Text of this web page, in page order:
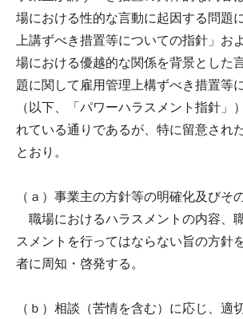
場における性的な言動に起因する問題
上講ずべき措置等についての指針」お
場における優越的な関係を背景とした
題に関して雇用管理上構ずべき措置等
（以下、「パワーハラスメント指針」
れている通りであるが、特に留意され
とおり。
（ａ）事業主の方針等の明確化及びそ
職場におけるハラスメントの内容、
スメントを行ってはならない旨の方針
者に周知・啓発する。
（ｂ）相談（苦情を含む）に応じ、適